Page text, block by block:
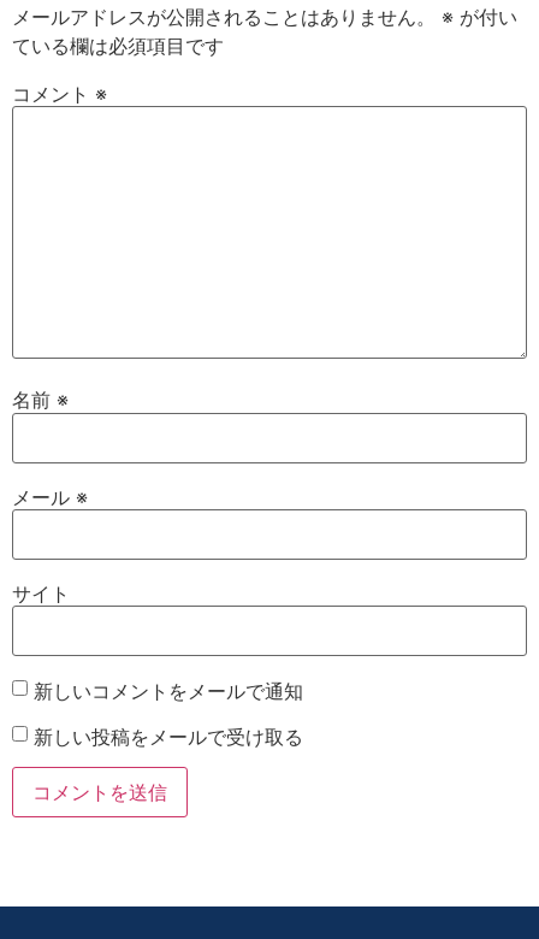
メールアドレスが公開されることはありません。 ※ が付い
ている欄は必須項目です
コメント ※
名前 ※
メール ※
サイト
新しいコメントをメールで通知
新しい投稿をメールで受け取る